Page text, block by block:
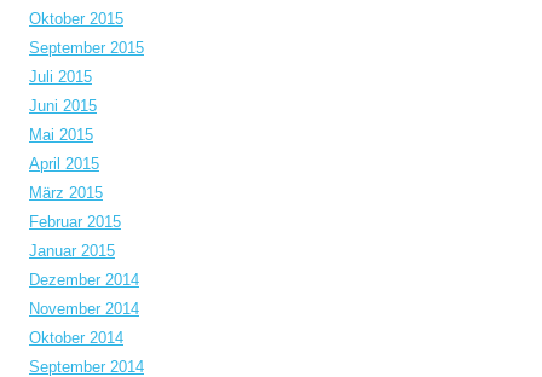
Oktober 2015
September 2015
Juli 2015
Juni 2015
Mai 2015
April 2015
März 2015
Februar 2015
Januar 2015
Dezember 2014
November 2014
Oktober 2014
September 2014